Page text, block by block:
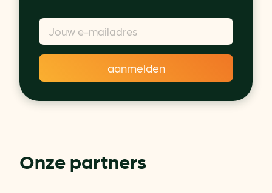
Onze partners